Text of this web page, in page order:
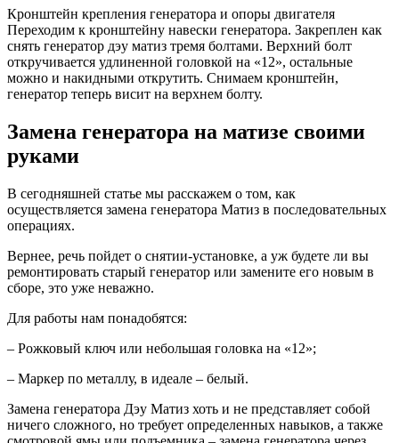
Кронштейн крепления генератора и опоры двигателя
Переходим к кронштейну навески генератора. Закреплен как
снять генератор дэу матиз тремя болтами. Верхний болт
откручивается удлиненной головкой на «12», остальные
можно и накидными открутить. Снимаем кронштейн,
генератор теперь висит на верхнем болту.
Замена генератора на матизе своими
руками
В сегодняшней статье мы расскажем о том, как
осуществляется замена генератора Матиз в последовательных
операциях.
Вернее, речь пойдет о снятии-установке, а уж будете ли вы
ремонтировать старый генератор или замените его новым в
сборе, это уже неважно.
Для работы нам понадобятся:
– Рожковый ключ или небольшая головка на «12»;
– Маркер по металлу, в идеале – белый.
Замена генератора Дэу Матиз хоть и не представляет собой
ничего сложного, но требует определенных навыков, а также